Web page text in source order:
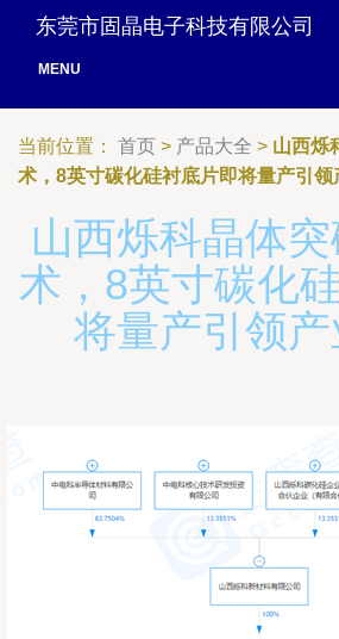
东莞市固晶电子科技有限公司
MENU
当前位置： 首页 > 产品大全 > 山西烁
术，8英寸碳化硅衬底片即将量产引领
山西烁科晶体
术，8英寸碳化
将量产引领